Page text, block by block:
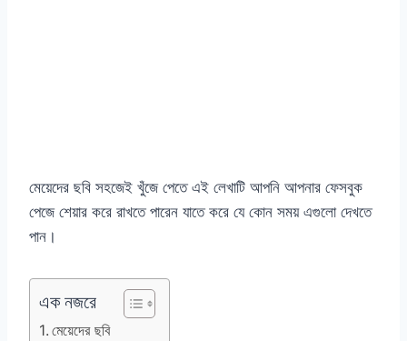
মেয়েদের ছবি সহজেই খুঁজে পেতে এই লেখাটি আপনি আপনার ফেসবুক
পেজে শেয়ার করে রাখতে পারেন যাতে করে যে কোন সময় এগুলো দেখতে
পান।
এক নজরে
মেয়েদের ছবি